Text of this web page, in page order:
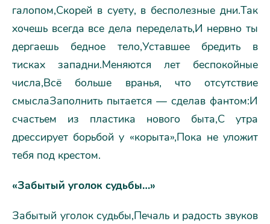
галопом,Скорей в суету, в бесполезные дни.Так
хочешь всегда все дела переделать,И нервно ты
дергаешь бедное тело,Уставшее бредить в
тисках западни.Меняются лет беспокойные
числа,Всё больше вранья, что отсутствие
смыслаЗаполнить пытается — сделав фантом:И
счастьем из пластика нового быта,С утра
дрессирует борьбой у «корыта»,Пока не уложит
тебя под крестом.
«Забытый уголок судьбы…»
Забытый уголок судьбы,Печаль и радость звуков